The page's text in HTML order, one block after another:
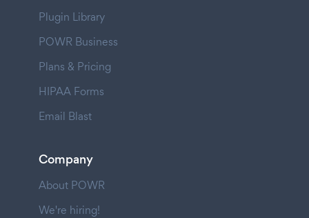
Plugin Library
POWR Business
Plans & Pricing
HIPAA Forms
Email Blast
Company
About POWR
We're hiring!